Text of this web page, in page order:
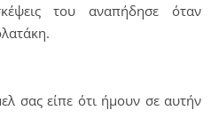
του αναπήδησε όταν
σας είπε ότι ήμουν σε αυτήν